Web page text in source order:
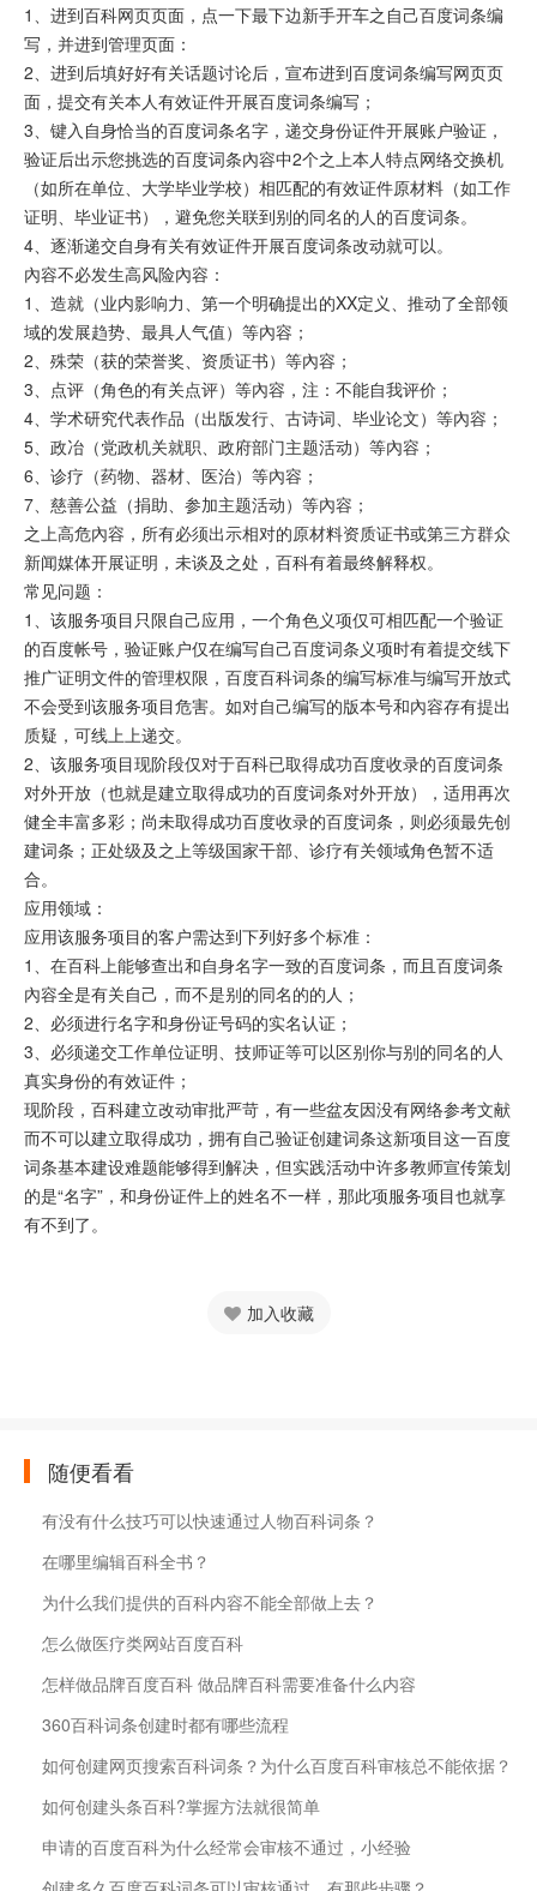
1、进到百科网页页面，点一下最下边新手开车之自己百度词条编
写，并进到管理页面：
2、进到后填好好有关话题讨论后，宣布进到百度词条编写网页页
面，提交有关本人有效证件开展百度词条编写；
3、键入自身恰当的百度词条名字，递交身份证件开展账户验证，
验证后出示您挑选的百度词条內容中2个之上本人特点网络交换机
（如所在单位、大学毕业学校）相匹配的有效证件原材料（如工作
证明、毕业证书），避免您关联到别的同名的人的百度词条。
4、逐渐递交自身有关有效证件开展百度词条改动就可以。
內容不必发生高风险內容：
1、造就（业内影响力、第一个明确提出的XX定义、推动了全部领
域的发展趋势、最具人气值）等內容；
2、殊荣（获的荣誉奖、资质证书）等內容；
3、点评（角色的有关点评）等內容，注：不能自我评价；
4、学术研究代表作品（出版发行、古诗词、毕业论文）等內容；
5、政冶（党政机关就职、政府部门主题活动）等內容；
6、诊疗（药物、器材、医治）等內容；
7、慈善公益（捐助、参加主题活动）等內容；
之上高危內容，所有必须出示相对的原材料资质证书或第三方群众
新闻媒体开展证明，未谈及之处，百科有着最终解释权。
常见问题：
1、该服务项目只限自己应用，一个角色义项仅可相匹配一个验证
的百度帐号，验证账户仅在编写自己百度词条义项时有着提交线下
推广证明文件的管理权限，百度百科词条的编写标准与编写开放式
不会受到该服务项目危害。如对自己编写的版本号和內容存有提出
质疑，可线上上递交。
2、该服务项目现阶段仅对于百科已取得成功百度收录的百度词条
对外开放（也就是建立取得成功的百度词条对外开放），适用再次
健全丰富多彩；尚未取得成功百度收录的百度词条，则必须最先创
建词条；正处级及之上等级国家干部、诊疗有关领域角色暂不适
合。
应用领域：
应用该服务项目的客户需达到下列好多个标准：
1、在百科上能够查出和自身名字一致的百度词条，而且百度词条
內容全是有关自己，而不是别的同名的的人；
2、必须进行名字和身份证号码的实名认证；
3、必须递交工作单位证明、技师证等可以区别你与别的同名的人
真实身份的有效证件；
现阶段，百科建立改动审批严苛，有一些盆友因没有网络参考文献
而不可以建立取得成功，拥有自己验证创建词条这新项目这一百度
词条基本建设难题能够得到解决，但实践活动中许多教师宣传策划
的是“名字”，和身份证件上的姓名不一样，那此项服务项目也就享
有不到了。
加入收藏
随便看看
有没有什么技巧可以快速通过人物百科词条？
在哪里编辑百科全书？
为什么我们提供的百科内容不能全部做上去？
怎么做医疗类网站百度百科
怎样做品牌百度百科 做品牌百科需要准备什么内容
360百科词条创建时都有哪些流程
如何创建网页搜索百科词条？为什么百度百科审核总不能依据？
如何创建头条百科?掌握方法就很简单
申请的百度百科为什么经常会审核不通过，小经验